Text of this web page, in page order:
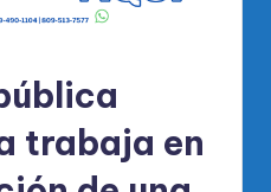
trabaja en